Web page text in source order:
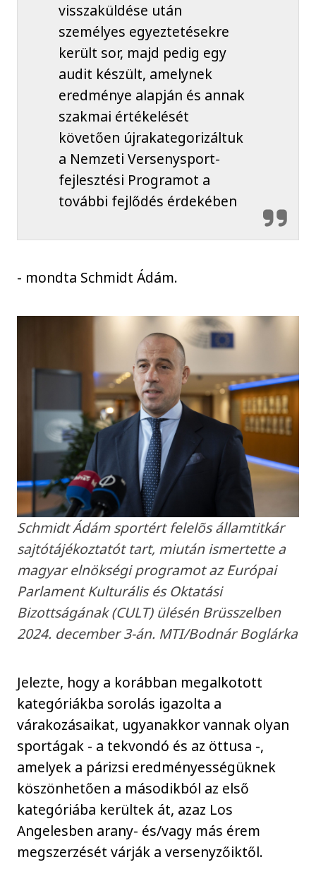
visszaküldése után
személyes egyeztetésekre
került sor, majd pedig egy
audit készült, amelynek
eredménye alapján és annak
szakmai értékelését
követően újrakategorizáltuk
a Nemzeti Versenysport-
fejlesztési Programot a
további fejlődés érdekében
- mondta Schmidt Ádám.
Schmidt Ádám sportért felelõs államtitkár
sajtótájékoztatót tart, miután ismertette a
magyar elnökségi programot az Európai
Parlament Kulturális és Oktatási
Bizottságának (CULT) ülésén Brüsszelben
2024. december 3-án. MTI/Bodnár Boglárka
Jelezte, hogy a korábban megalkotott
kategóriákba sorolás igazolta a
várakozásaikat, ugyanakkor vannak olyan
sportágak - a tekvondó és az öttusa -,
amelyek a párizsi eredményességüknek
köszönhetően a másodikból az első
kategóriába kerültek át, azaz Los
Angelesben arany- és/vagy más érem
megszerzését várják a versenyzőiktől.